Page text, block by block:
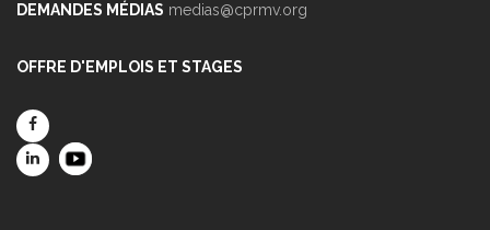
DEMANDES MÉDIAS medias@cprmv.org
OFFRE D'EMPLOIS ET STAGES